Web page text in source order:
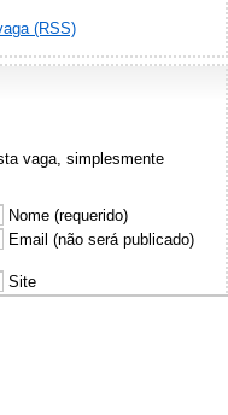
(RSS)
vaga, simplesmente
Nome (requerido)
Email (não será publicado)
Site